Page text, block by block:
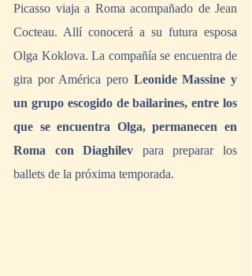
Picasso viaja a Roma acompañado de Jean
Cocteau. Allí conocerá a su futura esposa
Olga Koklova. La compañía se encuentra de
gira por América pero Leonide Massine y
un grupo escogido de bailarines, entre los
que se encuentra Olga, permanecen en
Roma con Diaghilev para preparar los
ballets de la próxima temporada.